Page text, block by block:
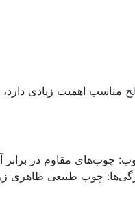
مناسب اهمیت زیادی دارد،
چوب‌های مقاوم در برابر
چوب طبیعی ظاهری